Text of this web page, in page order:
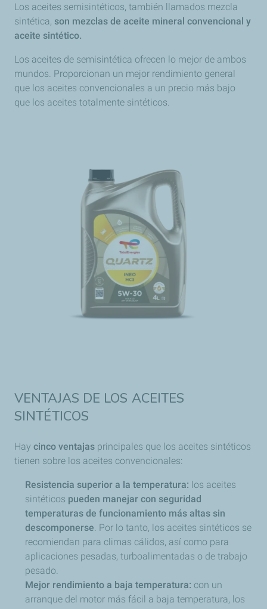
Los aceites semisintéticos, también llamados mezcla
sintética, son mezclas de aceite mineral convencional y
aceite sintético.
Los aceites de semisintética ofrecen lo mejor de ambos
mundos. Proporcionan un mejor rendimiento general
que los aceites convencionales a un precio más bajo
que los aceites totalmente sintéticos.
VENTAJAS DE LOS ACEITES
SINTÉTICOS
Hay cinco ventajas principales que los aceites sintéticos
tienen sobre los aceites convencionales:
Resistencia superior a la temperatura: los aceites
sintéticos pueden manejar con seguridad
temperaturas de funcionamiento más altas sin
descomponerse. Por lo tanto, los aceites sintéticos se
recomiendan para climas cálidos, así como para
aplicaciones pesadas, turboalimentadas o de trabajo
pesado.
Mejor rendimiento a baja temperatura: con un
arranque del motor más fácil a baja temperatura, los